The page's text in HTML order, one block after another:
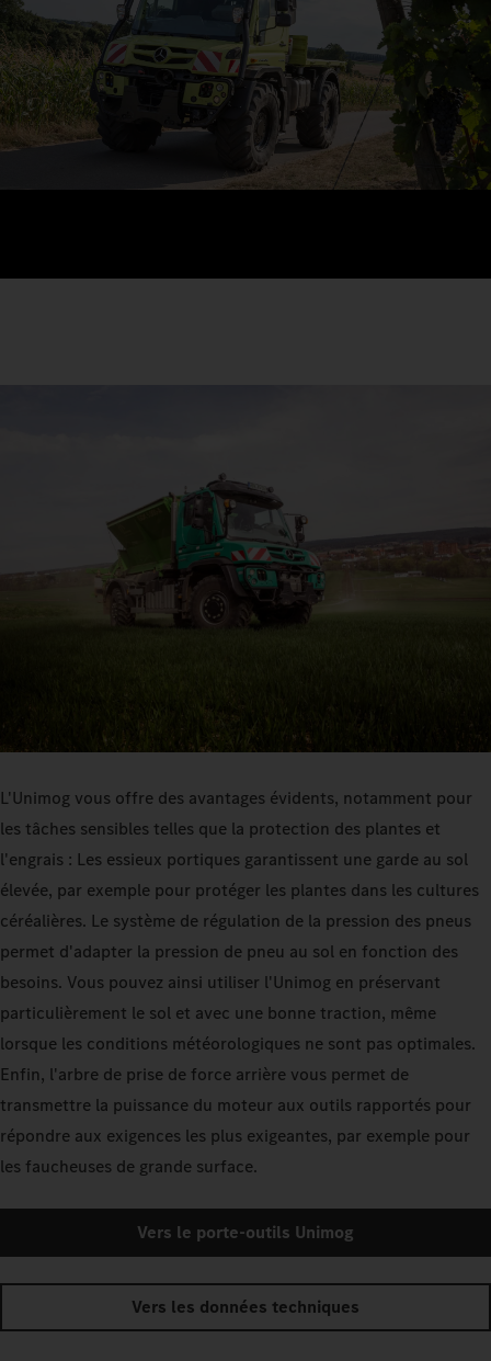
L'Unimog vous offre des avantages évidents, notamment pour
les tâches sensibles telles que la protection des plantes et
l'engrais : Les essieux portiques garantissent une garde au sol
élevée, par exemple pour protéger les plantes dans les cultures
céréalières. Le système de régulation de la pression des pneus
permet d'adapter la pression de pneu au sol en fonction des
besoins. Vous pouvez ainsi utiliser l'Unimog en préservant
particulièrement le sol et avec une bonne traction, même
lorsque les conditions météorologiques ne sont pas optimales.
Enfin, l'arbre de prise de force arrière vous permet de
transmettre la puissance du moteur aux outils rapportés pour
répondre aux exigences les plus exigeantes, par exemple pour
les faucheuses de grande surface.
Vers le porte-outils Unimog
Vers les données techniques